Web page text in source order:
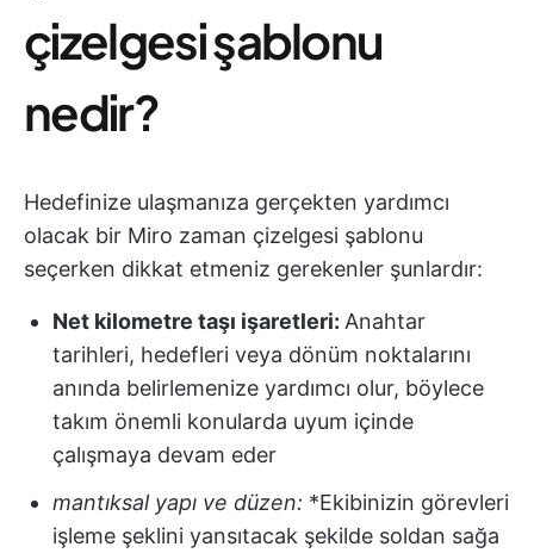
çizelgesi şablonu
nedir?
Hedefinize ulaşmanıza gerçekten yardımcı
olacak bir Miro zaman çizelgesi şablonu
seçerken dikkat etmeniz gerekenler şunlardır:
Net kilometre taşı işaretleri: Anahtar
tarihleri, hedefleri veya dönüm noktalarını
anında belirlemenize yardımcı olur, böylece
takım önemli konularda uyum içinde
çalışmaya devam eder
mantıksal yapı ve düzen: *Ekibinizin görevleri
işleme şeklini yansıtacak şekilde soldan sağa